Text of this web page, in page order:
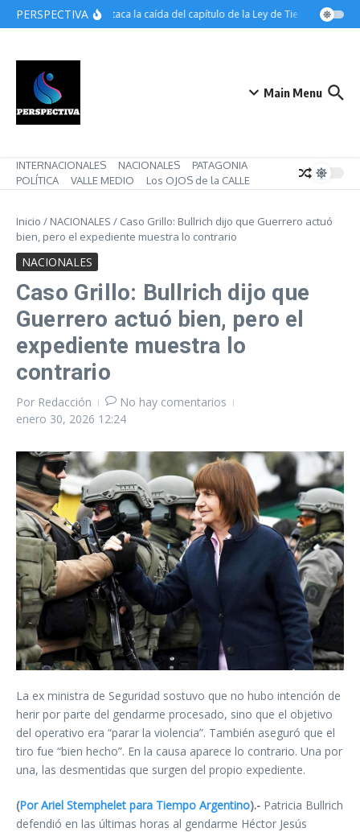
Saltar al contenido
PERSPECTIVAATE destaca la caída del capítulo de la Ley de Tierras pero
Main Menu
INTERNACIONALES NACIONALES
PATAGONIA
POLÍTICA
VALLE MEDIO Los OJOS de la CALLE
Inicio / NACIONALES / Caso Grillo: Bullrich dijo que Guerrero actuó
bien, pero el expediente muestra lo contrario
NACIONALES
Caso Grillo: Bullrich dijo que
Guerrero actuó bien, pero el
expediente muestra lo
contrario
Por Redacción
No hay comentarios
enero 30, 2026 12:24
La ex ministra de Seguridad sostuvo que no hubo intención de
herir por parte del gendarme procesado, sino que el objetivo
del operativo era “parar la violencia”. También aseguró que el
tiro fue “bien hecho”. En la causa aparece lo contrario. Una por
una, las desmentidas que surgen del propio expediente.
(Por Ariel Stemphelet para Tiempo Argentino).- Patricia Bullrich
defendió en las últimas horas al gendarme Héctor Jesús